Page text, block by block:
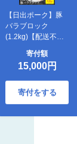
【日出ポーク】豚
バラブロック
(1.2kg)【配送不可
地域：離島】
寄付額
15,000円
寄付をする